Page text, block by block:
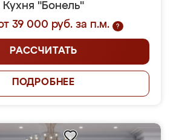
Кухня "Бонель"
39 000 руб. за п.м.
?
РАССЧИТАТЬ
ПОДРОБНЕЕ